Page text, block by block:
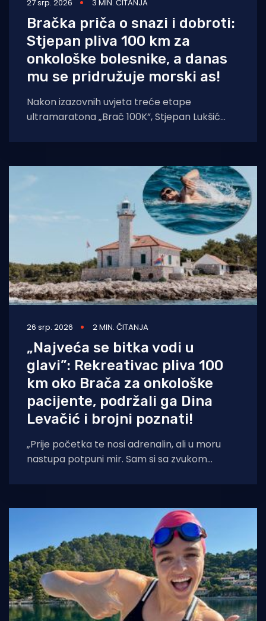
27 srp. 2026 3 MIN. ČITANJA
Bračka priča o snazi i dobroti:
Stjepan pliva 100 km za
onkološke bolesnike, a danas
mu se pridružuje morski as!
Nakon izazovnih uvjeta treće etape
ultramaratona „Brač 100K”, Stjepan Lukšić
zacrtanom cilju od 100
26 srp. 2026 2 MIN. ČITANJA
„Najveća se bitka vodi u
glavi”: Rekreativac pliva 100
km oko Brača za onkološke
pacijente, podržali ga Dina
Levačić i brojni poznati!
„Prije početka te nosi adrenalin, ali u moru
nastupa potpuni mir. Sam si sa zvukom